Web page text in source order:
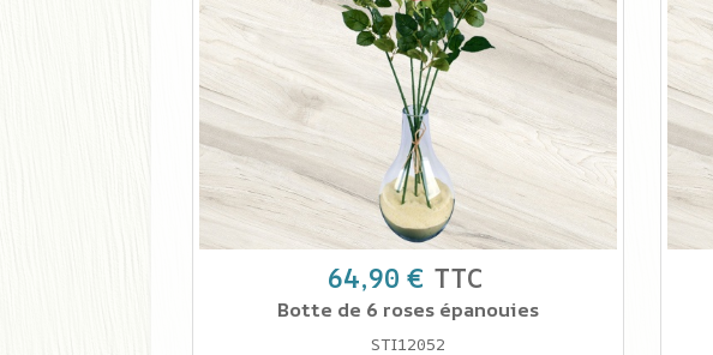
64,90 € TTC
Botte de 6 roses épanouies
STI12052